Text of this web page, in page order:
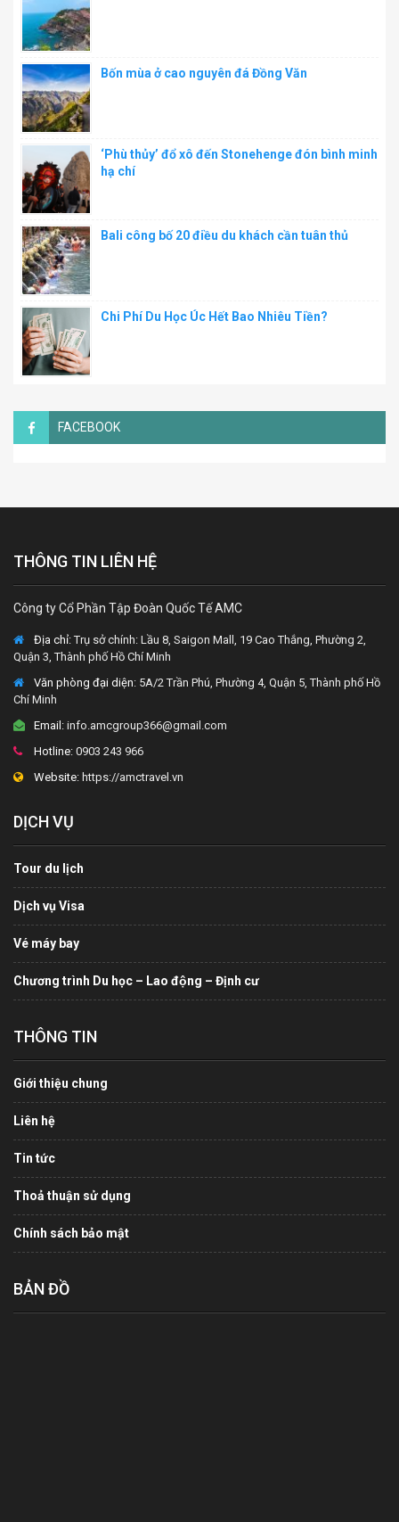
Bốn mùa ở cao nguyên đá Đồng Văn
‘Phù thủy’ đổ xô đến Stonehenge đón bình minh
hạ chí
Bali công bố 20 điều du khách cần tuân thủ
Chi Phí Du Học Úc Hết Bao Nhiêu Tiền?
FACEBOOK
THÔNG TIN LIÊN HỆ
Công ty Cổ Phần Tập Đoàn Quốc Tế AMC
Địa chỉ:Trụ sở chính: Lầu 8, Saigon Mall, 19 Cao Thắng, Phường 2,
Quận 3, Thành phố Hồ Chí Minh
Văn phòng đại diện: 5A/2 Trần Phú, Phường 4, Quận 5, Thành phố Hồ
Chí Minh
Email: info.amcgroup366@gmail.com
Hotline: 0903 243 966
Website: https://amctravel.vn
DỊCH VỤ
Tour du lịch
Dịch vụ Visa
Vé máy bay
Chương trình Du học – Lao động – Định cư
THÔNG TIN
Giới thiệu chung
Liên hệ
Tin tức
Thoả thuận sử dụng
Chính sách bảo mật
BẢN ĐỒ